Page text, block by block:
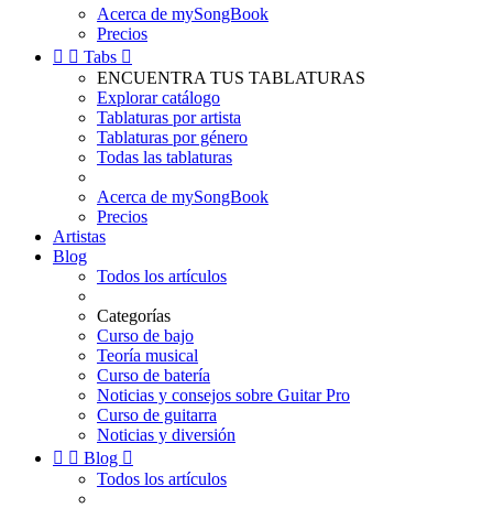
Acerca de mySongBook
Precios
  Tabs 
ENCUENTRA TUS TABLATURAS
Explorar catálogo
Tablaturas por artista
Tablaturas por género
Todas las tablaturas
Acerca de mySongBook
Precios
Artistas
Blog
Todos los artículos
Categorías
Curso de bajo
Teoría musical
Curso de batería
Noticias y consejos sobre Guitar Pro
Curso de guitarra
Noticias y diversión
  Blog 
Todos los artículos